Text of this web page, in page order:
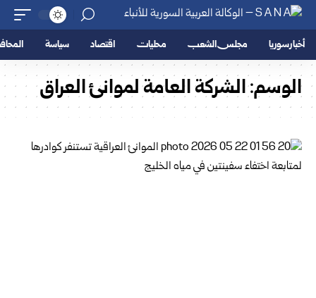
أخبار سوريا مجلس الشعب محليات اقتصاد سياسة
الوسم:الشركة العامة لموانئ العراق